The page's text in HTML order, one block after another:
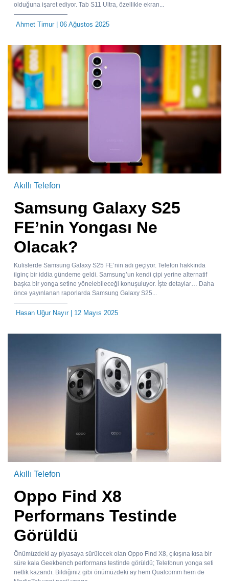
olduğuna işaret ediyor. Tab S11 Ultra, özellikle ekran...
Ahmet Timur| 06 Ağustos 2025
Akıllı Telefon
Samsung Galaxy S25
FE’nin Yongası Ne
Olacak?
Kulislerde Samsung Galaxy S25 FE’nin adı geçiyor. Telefon hakkında
ilginç bir iddia gündeme geldi. Samsung’un kendi çipi yerine alternatif
başka bir yonga setine yönelebileceği konuşuluyor. İşte detaylar… Daha
önce yayınlanan raporlarda Samsung Galaxy S25...
Hasan Uğur Nayır| 12 Mayıs 2025
Akıllı Telefon
Oppo Find X8
Performans Testinde
Görüldü
Önümüzdeki ay piyasaya sürülecek olan Oppo Find X8, çıkışına kısa bir
süre kala Geekbench performans testinde görüldü; Telefonun yonga seti
netlik kazandı. Bildiğiniz gibi önümüzdeki ay hem Qualcomm hem de